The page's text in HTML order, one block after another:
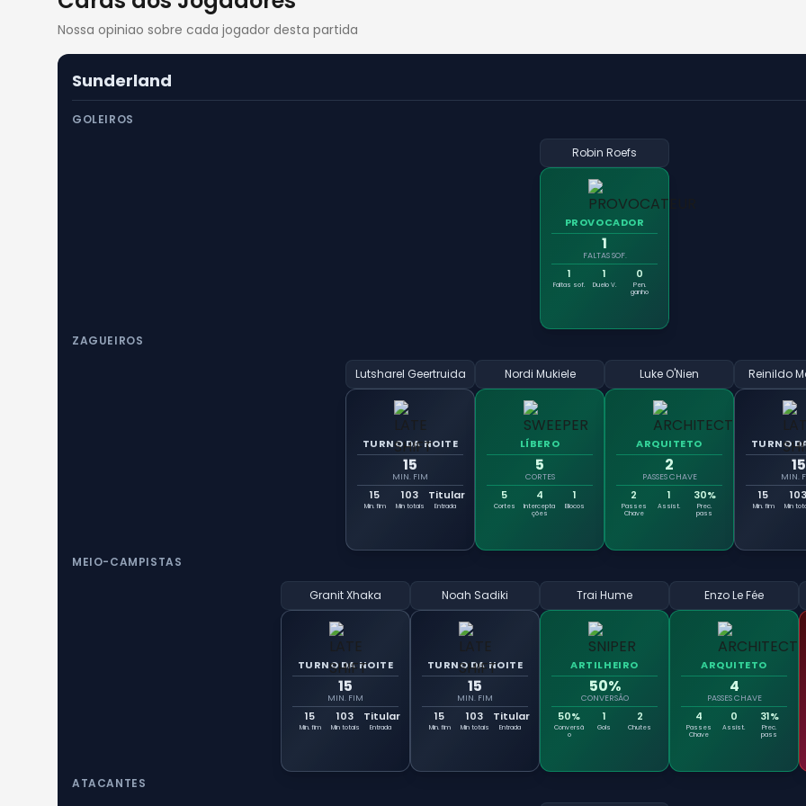
Nossa opiniao sobre cada jogador desta partida
Sunderland
GOLEIROS
Robin Roefs
PROVOCADOR
1
FALTAS SOF.
1
Faltas sof.
1
Duelo V.
0
Pen.
ganho
ZAGUEIROS
Lutsharel Geertruida
TURNO DA NOITE
15
MIN. FIM
15
Min. fim
103
Min totais
Titular
Entrada
Nordi Mukiele
LÍBERO
5
CORTES
5
Cortes
4
Intercepta
ções
1
Blocos
Luke O'Nien
ARQUITETO
2
PASSES CHAVE
2
Passes
Chave
1
Assist.
30%
Prec.
pass
Reinildo
TURNO
15
MIN.
15
Min. fim
103
Min
MEIO-CAMPISTAS
Granit Xhaka
TURNO DA NOITE
15
MIN. FIM
15
Min. fim
103
Min totais
Titular
Entrada
Noah Sadiki
TURNO DA NOITE
15
MIN. FIM
15
Min. fim
103
Min totais
Titular
Entrada
Trai Hume
ARTILHEIRO
50%
CONVERSÃO
50%
Conversã
o
1
Gols
2
Chutes
Enzo Le Fée
ARQUITETO
4
PASSES CHAVE
4
Passes
Chave
0
Assist.
31%
Prec.
pass
ATACANTES